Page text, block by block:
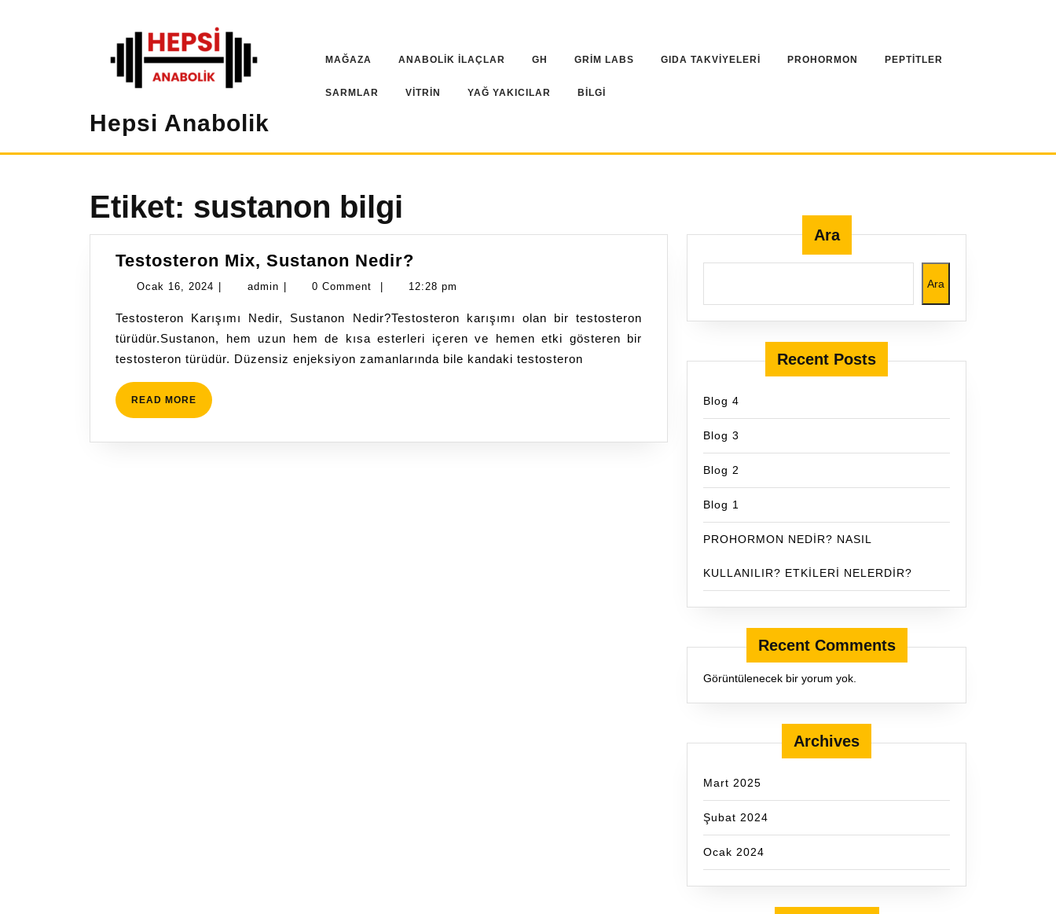
Hepsi Anabolik
MAĞAZA ANABOLİK İLAÇLAR GH GRİM LABS GIDA TAKVİYELERİ PROHORMON PEPTİTLER
SARMLAR VİTRİN YAĞ YAKICILAR BİLGİ
Etiket: sustanon bilgi
Testosteron Mix, Sustanon Nedir?
Mix,
Nedir?
Ocak 16, 2024 Ocak
2024
admin admin0 Comment 12:28 pm
Testosteron Karışımı Nedir, Sustanon Nedir?Testosteron karışımı olan bir testosteron
türüdür.Sustanon, hem uzun hem de kısa esterleri içeren ve hemen etki gösteren bir
testosteron türüdür. Düzensiz enjeksiyon zamanlarında bile kandaki testosteron
READ MORE READ
MORE
Ara
Ara
Recent Posts
Blog 4
Blog 3
Blog 2
Blog 1
PROHORMON NEDİR? NASIL
KULLANILIR? ETKİLERİ NELERDİR?
Recent Comments
Görüntülenecek bir yorum yok.
Archives
Mart 2025
Şubat 2024
Ocak 2024